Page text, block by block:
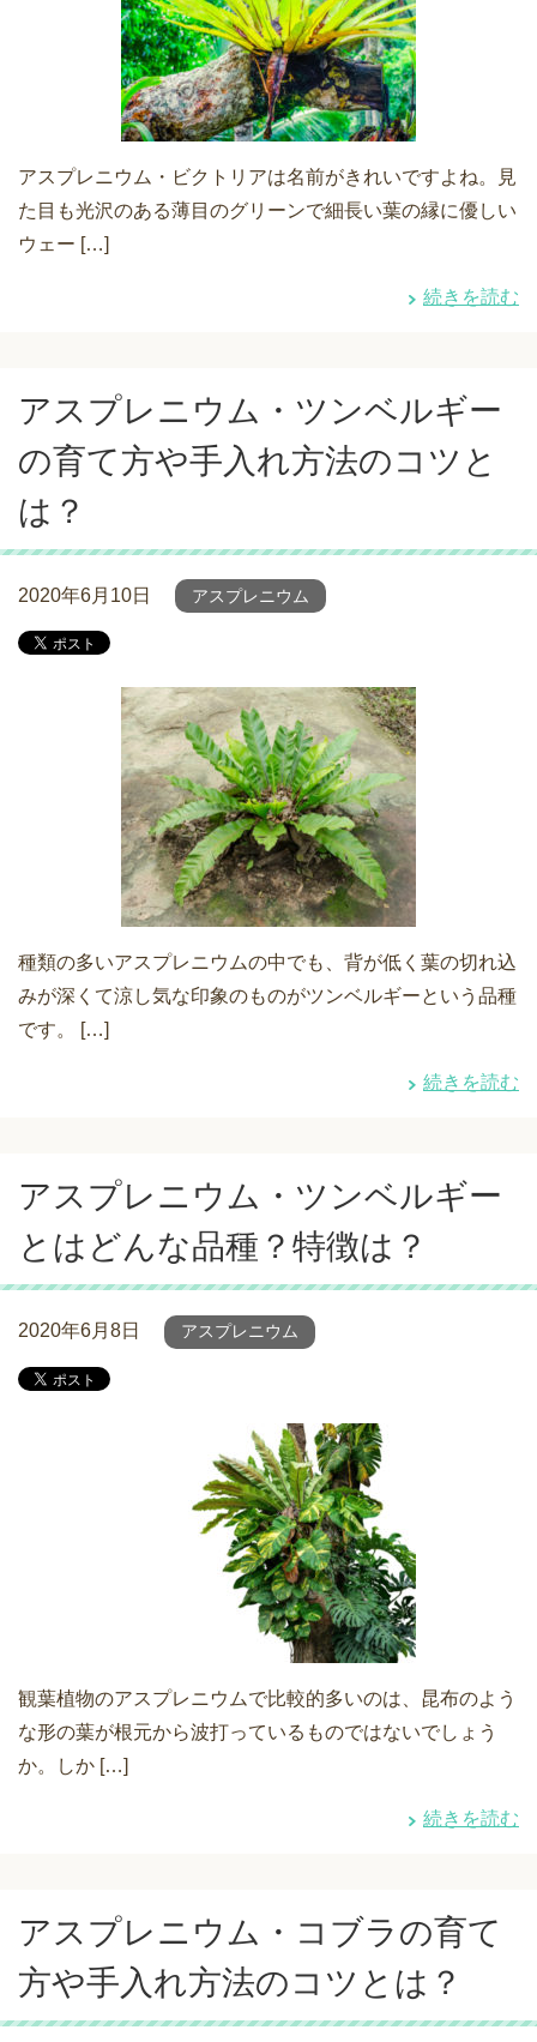
アスプレニウム・ビクトリアは名前がきれいですよね。見
た目も光沢のある薄目のグリーンで細長い葉の縁に優しい
ウェー […]
続きを読む
アスプレニウム・ツンベルギー
の育て方や手入れ方法のコツと
は？
2020年6月10日 アスプレニウム
種類の多いアスプレニウムの中でも、背が低く葉の切れ込
みが深くて涼し気な印象のものがツンベルギーという品種
です。 […]
続きを読む
アスプレニウム・ツンベルギー
とはどんな品種？特徴は？
2020年6月8日 アスプレニウム
観葉植物のアスプレニウムで比較的多いのは、昆布のよう
な形の葉が根元から波打っているものではないでしょう
か。しか […]
続きを読む
アスプレニウム・コブラの育て
方や手入れ方法のコツとは？